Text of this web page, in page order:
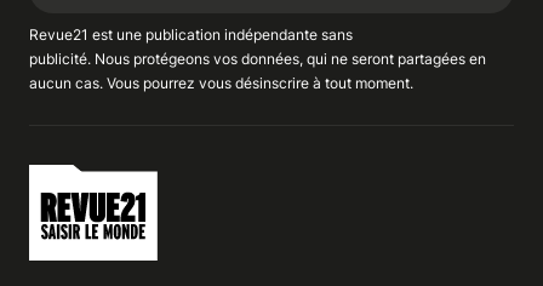
Revue21 est une publication indépendante sans
publicité. Nous protégeons vos données, qui ne seront partagées en
aucun cas. Vous pourrez vous désinscrire à tout moment.